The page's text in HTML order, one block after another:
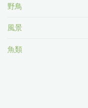
野鳥
風景
魚類